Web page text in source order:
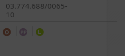
03.774.688/0065-
10